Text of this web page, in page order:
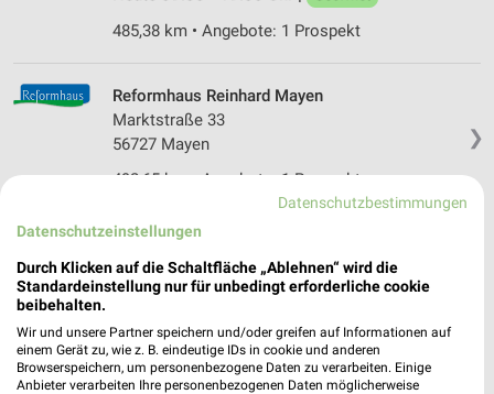
485,38 km • Angebote: 1 Prospekt
❯
Reformhaus Reinhard Mayen
Marktstraße 33
56727 Mayen
492,65 km • Angebote: 1 Prospekt
Vier Jahreszeiten Bad Honnef-Rhöndorf
Rhöndorfer Straße 40
53604 Bad Honnef-Rhöndorf
Heute 08:00 - 19:00 Uhr | Geöffnet
475,06 km • Angebote: 1 Prospekt
Datenschutzbestimmungen
Datenschutzeinstellungen
Durch Klicken auf die Schaltfläche „Ablehnen“ wird die
Standardeinstellung nur für unbedingt erforderliche cookie
beibehalten.
Wir und unsere Partner speichern und/oder greifen auf Informationen auf
einem Gerät zu, wie z. B. eindeutige IDs in cookie und anderen
Browserspeichern, um personenbezogene Daten zu verarbeiten. Einige
Anbieter verarbeiten Ihre personenbezogenen Daten möglicherweise